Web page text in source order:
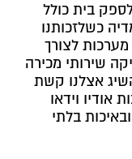
בית כולל
כשלזכותנו
מערכות לצורך
שירותי מכירה
אצלנו קשת
אודיו וידאו
בלתי